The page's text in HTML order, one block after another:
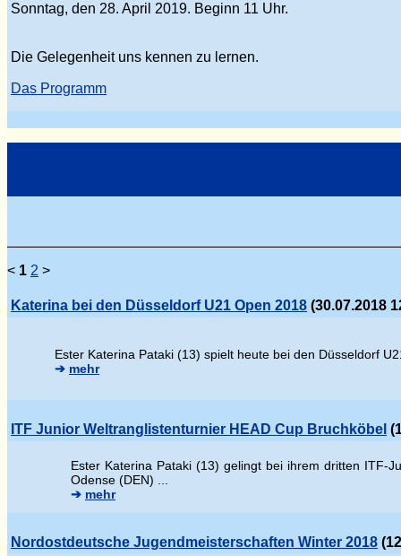
Sonntag, den 28. April 2019. Beginn 11 Uhr.
Die Gelegenheit uns kennen zu lernen.
Das Programm
< 1 2 >
Katerina bei den Düsseldorf U21 Open 2018 (30.07.2018
Ester Katerina Pataki (13) spielt heute bei den Düsseldorf
➔ mehr
ITF Junior Weltranglistenturnier HEAD Cup Bruchköbel
Ester Katerina Pataki (13) gelingt bei ihrem dritten ITF-
Odense (DEN) ...
➔ mehr
Nordostdeutsche Jugendmeisterschaften Winter 2018